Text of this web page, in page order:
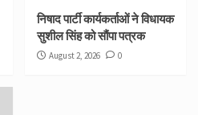
निषाद पार्टी कार्यकर्ताओं ने विधायक
सुशील सिंह को सौंपा पत्रक
August 2, 2026 0